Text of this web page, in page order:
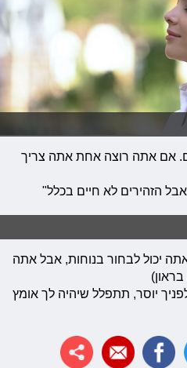
אם אתה רוצה אחת אתה צריך
הזהירים לא חיים בכלל"
יכול לבחור בנוחות, אבל אתה
יוסר, תתפלל שיהיה לך אומץ